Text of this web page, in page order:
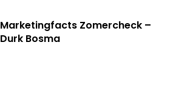
Marketingfacts Zomercheck –
Durk Bosma